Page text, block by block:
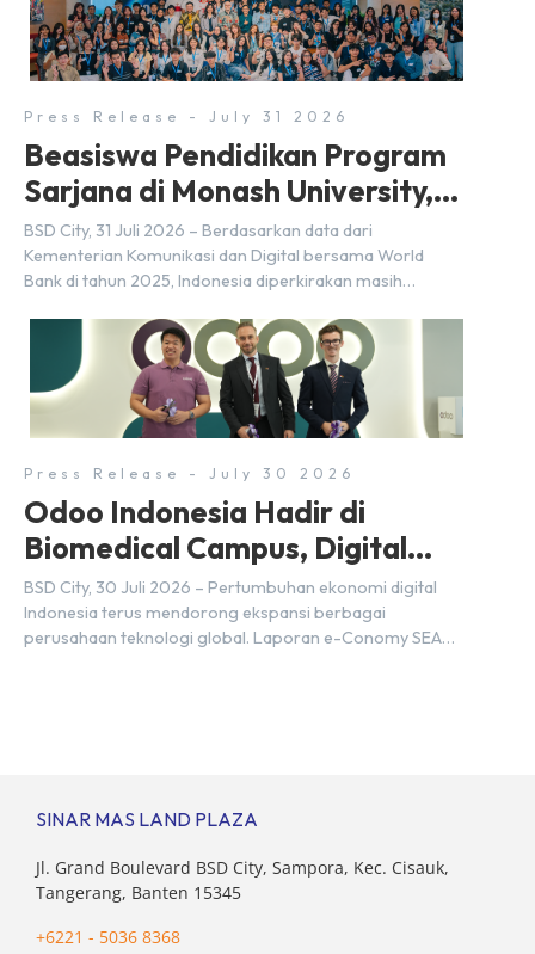
(MoU) oleh Bayu Seto (Partner at Living Lab Ventures)
dan Kosuke Kawata […]
Press Release - July 31 2026
Beasiswa Pendidikan Program
Sarjana di Monash University,
BSD City
BSD City, 31 Juli 2026 – Berdasarkan data dari
Kementerian Komunikasi dan Digital bersama World
Bank di tahun 2025, Indonesia diperkirakan masih
2030 atau setara dengan 600 ribu tenaga digital baru
setiap tahunnya untuk mendukung percepatan
transformasi digital di berbagai sektor strategis.
Kebutuhan tersebut menjadikan pengembangan sumber
daya […]
Press Release - July 30 2026
Odoo Indonesia Hadir di
Biomedical Campus, Digital
Hub, BSD City
BSD City, 30 Juli 2026 – Pertumbuhan ekonomi digital
Indonesia terus mendorong ekspansi berbagai
perusahaan teknologi global. Laporan e-Conomy SEA
SINAR MAS LAND PLAZA
Jl. Grand Boulevard BSD City, Sampora, Kec. Cisauk,
Tangerang, Banten 15345
+6221 - 5036 8368